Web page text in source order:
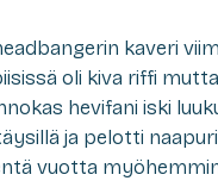
kaveri
oli kiva riffi
hevifani iski
ja pelotti
vuotta